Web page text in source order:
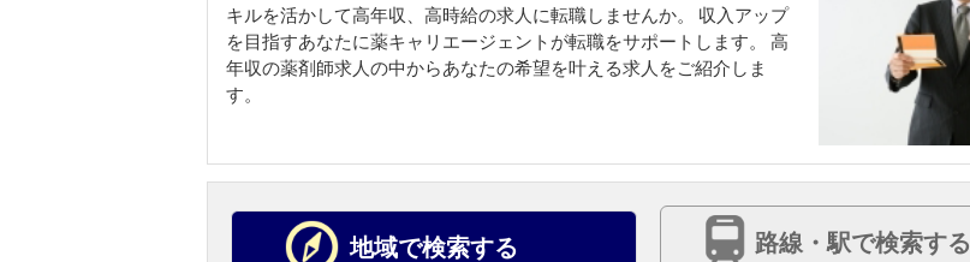
キルを活かして高年収、高時給の求人に転職しませんか。 収入アップ
を目指すあなたに薬キャリエージェントが転職をサポートします。 高
年収の薬剤師求人の中からあなたの希望を叶える求人をご紹介しま
す。
地域で検索する 路線・駅で検索する